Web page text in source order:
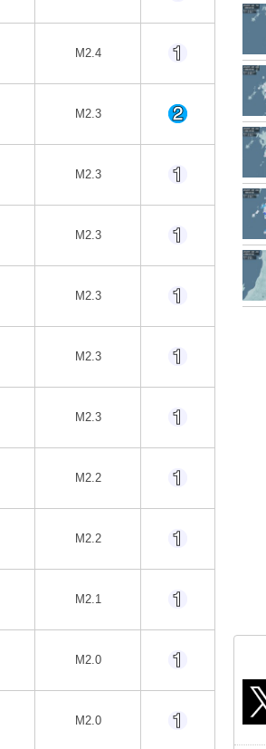
M2.4
M2.3
M2.3
M2.3
M2.3
M2.3
M2.3
M2.2
M2.2
M2.1
M2.0
M2.0